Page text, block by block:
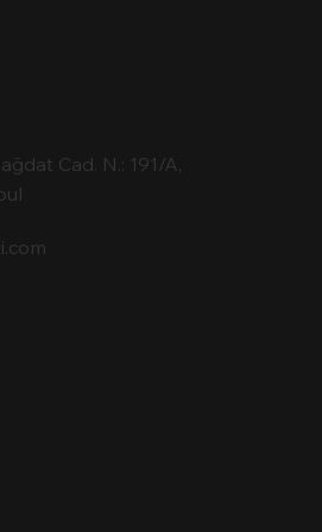
Cad. N.: 191/A,